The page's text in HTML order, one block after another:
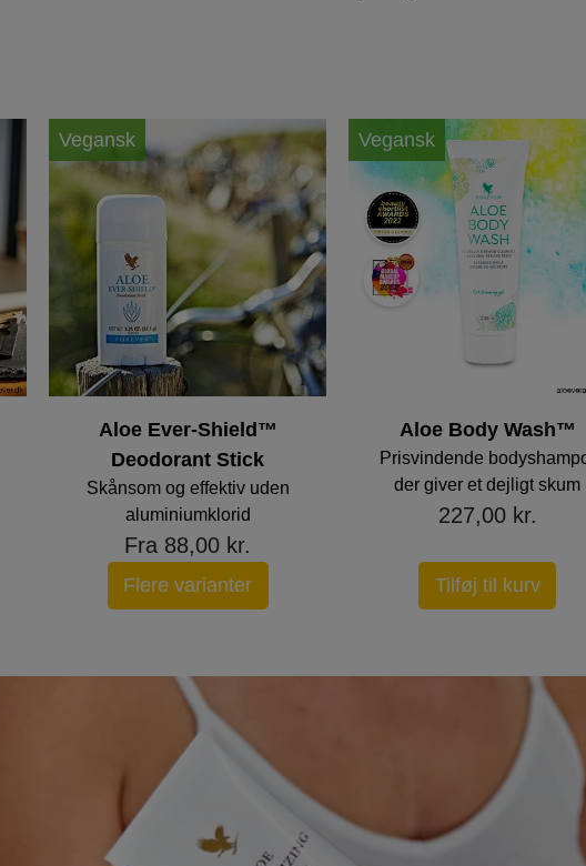
Vegansk
Aloe Ever-Shield™
Deodorant Stick
Skånsom og effektiv uden
aluminiumklorid
Fra 88,00 kr.
Flere varianter
Vegansk
Aloe Body Wash™
Prisvindende
der giver et dejligt skum
227,00 kr.
Tilføj til kurv